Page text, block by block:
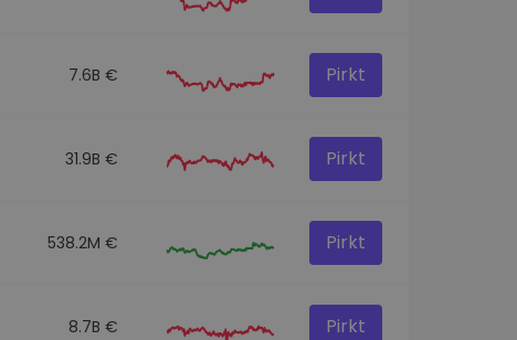
7.6B € Pirkt
31.9B € Pirkt
538.2M € Pirkt
8.7B € Pirkt